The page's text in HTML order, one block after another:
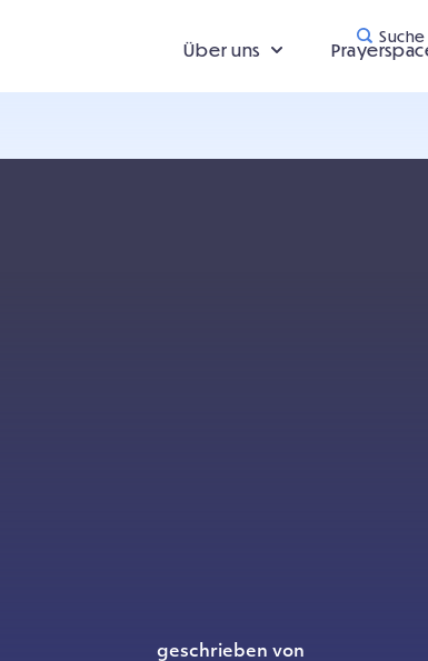
Über uns
Suche
geschrieben von